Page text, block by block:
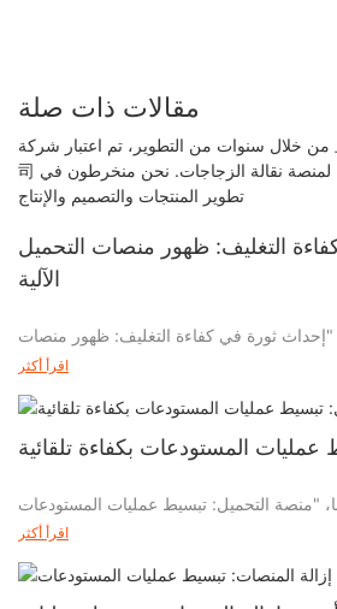
مقالات ذات صلة
من خلال سنوات من التطوير، تم اعتبار شركة 上海利湃机械设备有限公
司 شركة مصنعة تنافسية لمنصة نقالة الزجاجات. نحن منخرطون في
تطوير المنتجات والتصميم والإنتاج
التغليف: ظهور منصات التحميل
الآلية
"إحداث ثورة في كفاءة التغليف: ظهور منصات
سريعة الخطى والتنافسية اليوم، يعد إتقان
الآلية تحتل مركز الصدارة، مما يغير قواعد
جميع أنحاء العالم. انضم إلينا ونحن نتعمق في
كيف تعمل هذه الروبوتات المبتكرة على
البضائع والتعامل معها. اكتشف كيف تعمل
تبسيط العمليات، وتقليل التكاليف، وتحسين
لا تشوبها شائبة. إذا كنت مهتمًا باستكشاف هذه
على مستقبل التعبئة والتغليف، فاستعد وابدأ
اقرأ أكثر
المستودعات بكفاءة تلقائية
"منصة التحميل: تبسيط عمليات المستودعات
في العالم الرائع للتكنولوجيا المتطورة التي
أن تجد طرقًا لتحسين الكفاءة والإنتاجية دون
المقالة القوة التحويلية لمنصات التحميل -
اقرأ أكثر